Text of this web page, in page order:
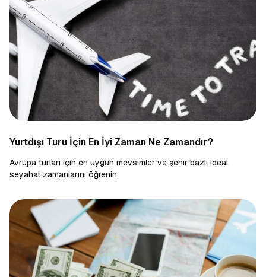
Yurtdışı Turu İçin En İyi Zaman Ne Zamandır?
Avrupa turları için en uygun mevsimler ve şehir bazlı ideal
seyahat zamanlarını öğrenin.